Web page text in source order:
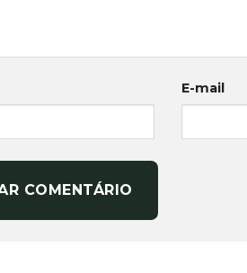
E-mail